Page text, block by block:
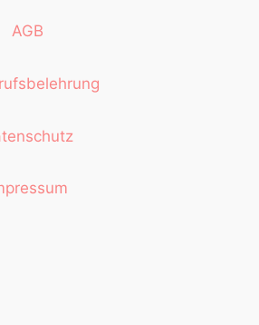
AGB